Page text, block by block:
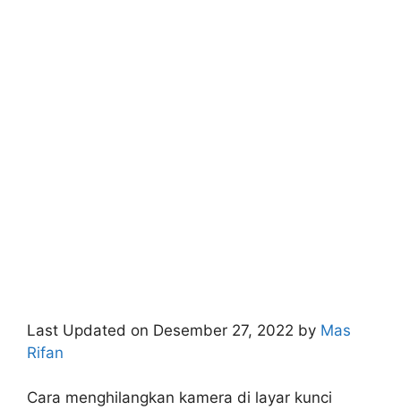
Last Updated on Desember 27, 2022 by Mas
Rifan
Cara menghilangkan kamera di layar kunci